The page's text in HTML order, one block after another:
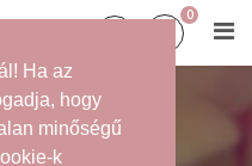
Ha az
hogy
minőségű
k
0